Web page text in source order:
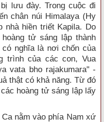
lưu đày. Trong cuộc đi
chân núi Himalaya (Hy
nhà hiền triết Kapila. Do
tử sáng lập thành
nghĩa là nơi chốn của
trình của các con, Vua
vata bho rajakumara" -
thật có khả năng. Từ đó
hoàng tử sáng lập lấy
nằm vào phía Nam xứ